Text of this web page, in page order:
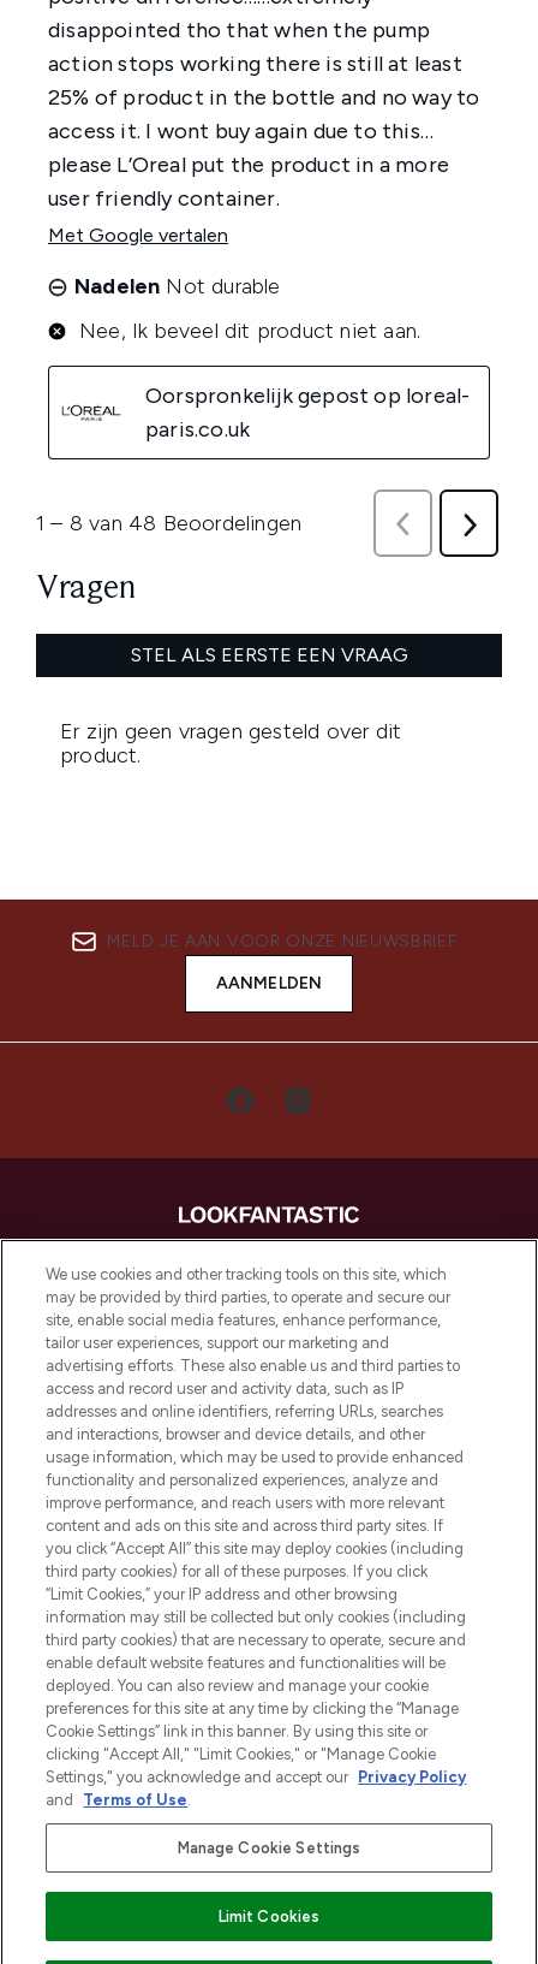
MELD JE AAN VOOR ONZE NIEUWSBRIEF
AANMELDEN
LOOKFANTASTIC is de ultieme online
beautybestemming van Europa, met de
beste huidverzorging, haarproducten en
make-up van meer dan 200 topmerken.
Shop online of via de app, met gratis
verzending vanaf €40.
Cookie-toestemming
Do Not Sell or Share My Personal
Information
HELP & INFORMATIE
BEDRIJFSINFORMATIE
OVER LOOKFANTASTIC
Betaal veilig met
We use cookies and other tracking tools on this site, which
may be provided by third parties, to operate and secure our
site, enable social media features, enhance performance,
tailor user experiences, support our marketing and
advertising efforts. These also enable us and third parties to
access and record user and activity data, such as IP
addresses and online identifiers, referring URLs, searches
and interactions, browser and device details, and other
usage information, which may be used to provide enhanced
functionality and personalized experiences, analyze and
improve performance, and reach users with more relevant
content and ads on this site and across third party sites. If
you click “Accept All” this site may deploy cookies (including
third party cookies) for all of these purposes. If you click
“Limit Cookies,” your IP address and other browsing
information may still be collected but only cookies (including
third party cookies) that are necessary to operate, secure and
enable default website features and functionalities will be
deployed. You can also review and manage your cookie
preferences for this site at any time by clicking the “Manage
Cookie Settings” link in this banner. By using this site or
clicking "Accept All," "Limit Cookies," or "Manage Cookie
Settings," you acknowledge and accept our Privacy Policy
and
Terms of Use.
Manage Cookie Settings
Limit Cookies